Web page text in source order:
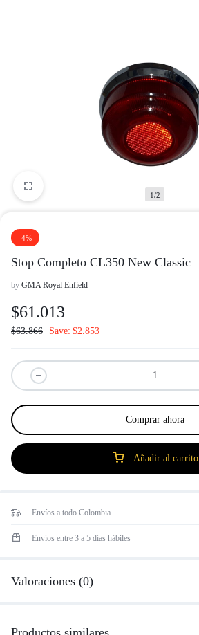
1/2
-4%
Stop Completo CL350 New Classic
by GMA Royal Enfield
$61.013
$63.866 Save: $2.853
Añadir al carrito
Comprar ahora
Envíos a todo Colombia
Envíos entre 3 a 5 días hábiles
Valoraciones (0)